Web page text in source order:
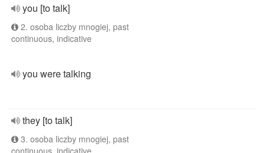
you [to talk]
2. osoba liczby mnogiej, past
continuous, indicative
you were talking
they [to talk]
3. osoba liczby mnogiej, past
continuous, indicative